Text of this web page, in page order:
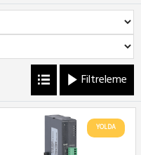
Filtreleme
YOLDA